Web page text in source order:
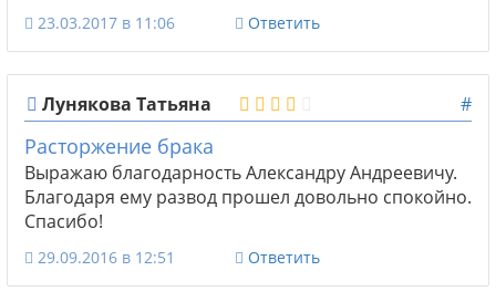
23.03.2017 в 11:06 Ответить
Лунякова Татьяна #
Расторжение брака
Выражаю благодарность Александру Андреевичу.
Благодаря ему развод прошел довольно спокойно.
Спасибо!
29.09.2016 в 12:51 Ответить